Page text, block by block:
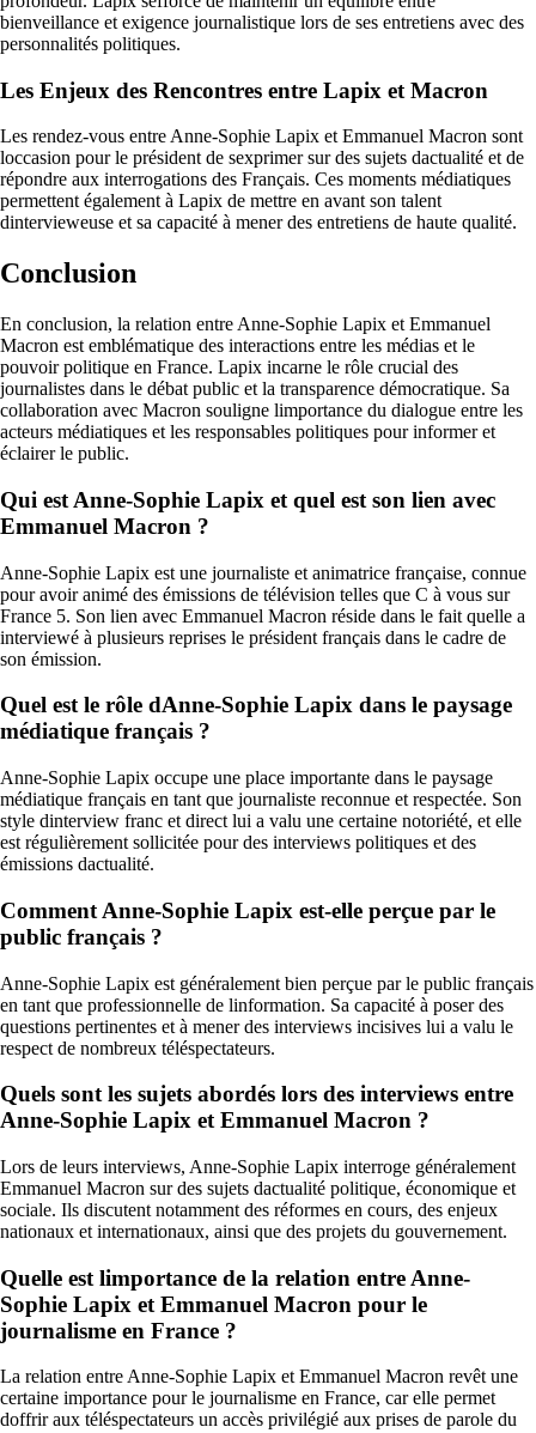
bienveillance et exigence journalistique lors de ses entretiens avec des
personnalités politiques.
Les Enjeux des Rencontres entre Lapix et Macron
Les rendez-vous entre Anne-Sophie Lapix et Emmanuel Macron sont
loccasion pour le président de sexprimer sur des sujets dactualité et de
répondre aux interrogations des Français. Ces moments médiatiques
permettent également à Lapix de mettre en avant son talent
dintervieweuse et sa capacité à mener des entretiens de haute qualité.
Conclusion
En conclusion, la relation entre Anne-Sophie Lapix et Emmanuel
Macron est emblématique des interactions entre les médias et le
pouvoir politique en France. Lapix incarne le rôle crucial des
journalistes dans le débat public et la transparence démocratique. Sa
collaboration avec Macron souligne limportance du dialogue entre les
acteurs médiatiques et les responsables politiques pour informer et
éclairer le public.
Qui est Anne-Sophie Lapix et quel est son lien avec
Emmanuel Macron ?
Anne-Sophie Lapix est une journaliste et animatrice française, connue
pour avoir animé des émissions de télévision telles que C à vous sur
France 5. Son lien avec Emmanuel Macron réside dans le fait quelle a
interviewé à plusieurs reprises le président français dans le cadre de
son émission.
Quel est le rôle dAnne-Sophie Lapix dans le paysage
médiatique français ?
Anne-Sophie Lapix occupe une place importante dans le paysage
médiatique français en tant que journaliste reconnue et respectée. Son
style dinterview franc et direct lui a valu une certaine notoriété, et elle
est régulièrement sollicitée pour des interviews politiques et des
émissions dactualité.
Comment Anne-Sophie Lapix est-elle perçue par le
public français ?
Anne-Sophie Lapix est généralement bien perçue par le public français
en tant que professionnelle de linformation. Sa capacité à poser des
questions pertinentes et à mener des interviews incisives lui a valu le
respect de nombreux téléspectateurs.
Quels sont les sujets abordés lors des interviews entre
Anne-Sophie Lapix et Emmanuel Macron ?
Lors de leurs interviews, Anne-Sophie Lapix interroge généralement
Emmanuel Macron sur des sujets dactualité politique, économique et
sociale. Ils discutent notamment des réformes en cours, des enjeux
nationaux et internationaux, ainsi que des projets du gouvernement.
Quelle est limportance de la relation entre Anne-
Sophie Lapix et Emmanuel Macron pour le
journalisme en France ?
La relation entre Anne-Sophie Lapix et Emmanuel Macron revêt une
certaine importance pour le journalisme en France, car elle permet
doffrir aux téléspectateurs un accès privilégié aux prises de parole du